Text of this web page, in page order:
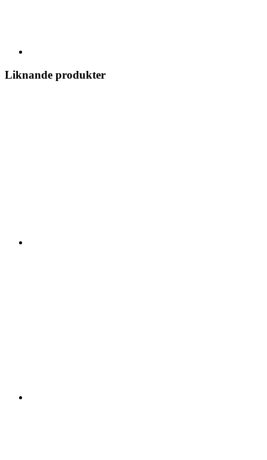
Liknande produkter